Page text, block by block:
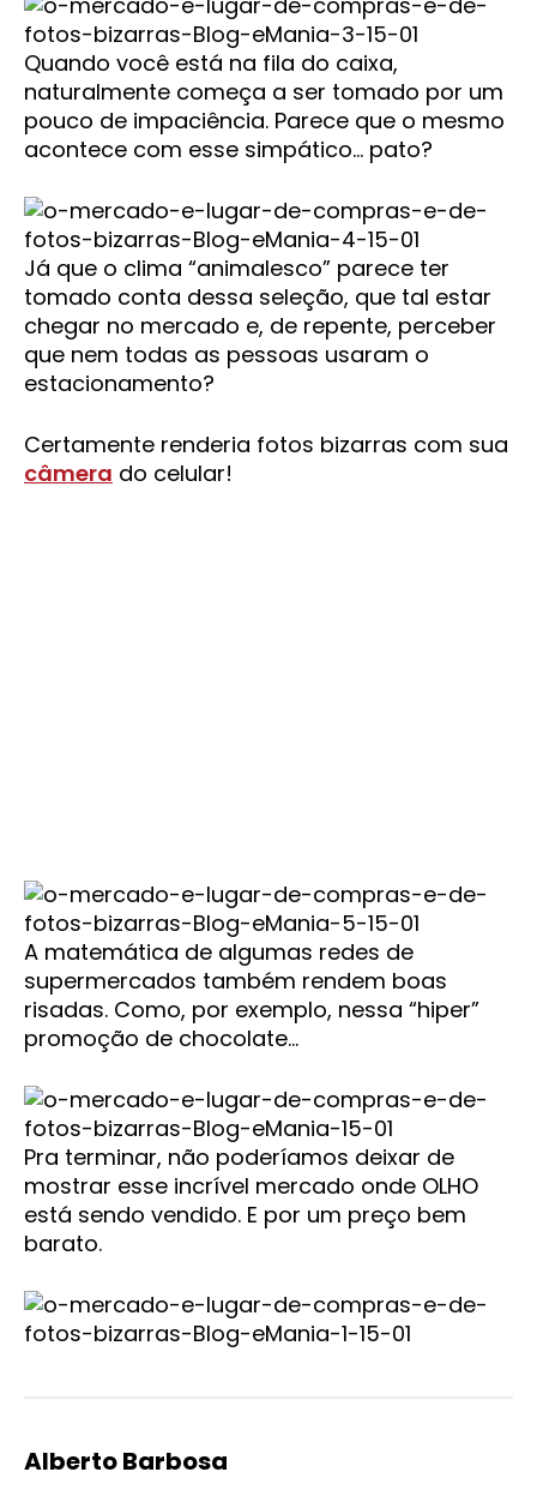
Quando você está na fila do caixa,
naturalmente começa a ser tomado por um
pouco de impaciência. Parece que o mesmo
acontece com esse simpático… pato?
Já que o clima “animalesco” parece ter
tomado conta dessa seleção, que tal estar
chegar no mercado e, de repente, perceber
que nem todas as pessoas usaram o
estacionamento?
Certamente renderia fotos bizarras com sua
câmera do celular!
A matemática de algumas redes de
supermercados também rendem boas
risadas. Como, por exemplo, nessa “hiper”
promoção de chocolate…
Pra terminar, não poderíamos deixar de
mostrar esse incrível mercado onde OLHO
está sendo vendido. E por um preço bem
barato.
Alberto Barbosa